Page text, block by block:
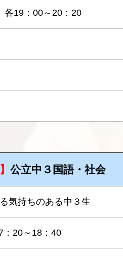
19：00～20：20
公立中３国語・社会
気持ちのある中３生
20～18：40